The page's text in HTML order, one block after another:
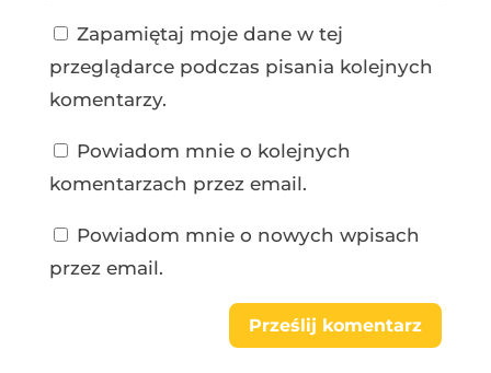
Zapamiętaj moje dane w tej
przeglądarce podczas pisania kolejnych
komentarzy.
Powiadom mnie o kolejnych
komentarzach przez email.
Powiadom mnie o nowych wpisach
przez email.